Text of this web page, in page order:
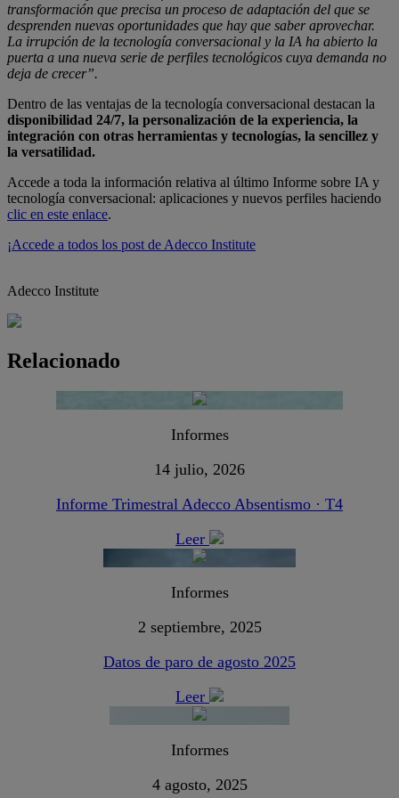
transformación que precisa un proceso de adaptación del que se
desprenden nuevas oportunidades que hay que saber aprovechar.
La irrupción de la tecnología conversacional y la IA ha abierto la
puerta a una nueva serie de perfiles tecnológicos cuya demanda no
deja de crecer”.
Dentro de las ventajas de la tecnología conversacional destacan la
disponibilidad 24/7, la personalización de la experiencia, la
integración con otras herramientas y tecnologías, la sencillez y
la versatilidad.
Accede a toda la información relativa al último Informe sobre IA y
tecnología conversacional: aplicaciones y nuevos perfiles haciendo
clic en este enlace.
¡Accede a todos los post de Adecco Institute
Adecco Institute
Relacionado
Informes
14 julio, 2026
Informe Trimestral Adecco Absentismo · T4
Leer
Informes
2 septiembre, 2025
Datos de paro de agosto 2025
Leer
Informes
4 agosto, 2025